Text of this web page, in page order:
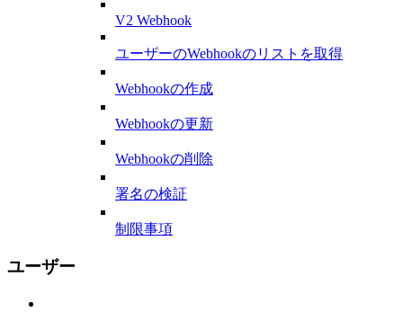
V2 Webhook
ユーザーのWebhookのリストを取得
Webhookの作成
Webhookの更新
Webhookの削除
署名の検証
制限事項
ユーザー